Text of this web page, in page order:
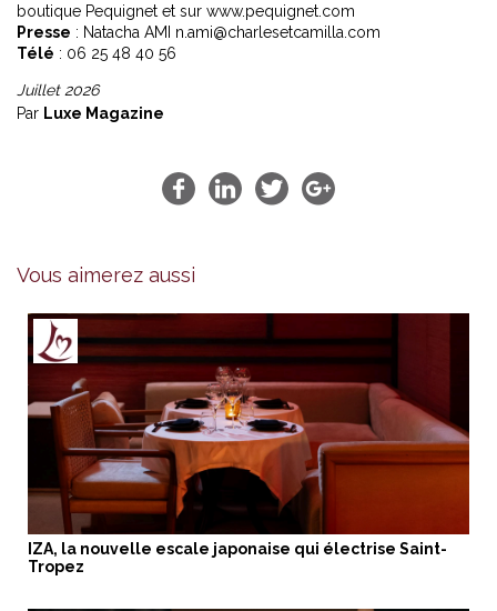
boutique Pequignet et sur www.pequignet.com
Presse : Natacha AMI n.ami@charlesetcamilla.com
Télé : 06 25 48 40 56
Juillet 2026
Par Luxe Magazine
Vous aimerez aussi
IZA, la nouvelle escale japonaise qui électrise Saint-
Tropez